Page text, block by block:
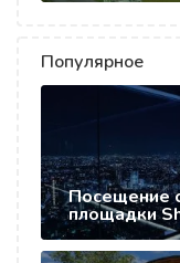
Популярное
Посещение
площадки